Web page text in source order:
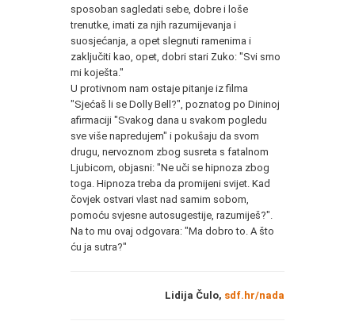
sposoban sagledati sebe, dobre i loše
trenutke, imati za njih razumijevanja i
suosjećanja, a opet slegnuti ramenima i
zaključiti kao, opet, dobri stari Zuko: "Svi smo
mi koješta."
U protivnom nam ostaje pitanje iz filma
"Sjećaš li se Dolly Bell?", poznatog po Dininoj
afirmaciji "Svakog dana u svakom pogledu
sve više napredujem" i pokušaju da svom
drugu, nervoznom zbog susreta s fatalnom
Ljubicom, objasni: "Ne uči se hipnoza zbog
toga. Hipnoza treba da promijeni svijet. Kad
čovjek ostvari vlast nad samim sobom,
pomoću svjesne autosugestije, razumiješ?".
Na to mu ovaj odgovara: "Ma dobro to. A što
ću ja sutra?"
Lidija Čulo, sdf.hr/nada